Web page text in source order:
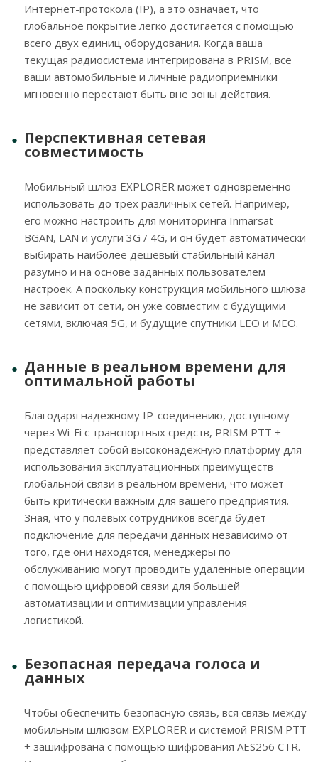
Интернет-протокола (IP), а это означает, что
глобальное покрытие легко достигается с помощью
всего двух единиц оборудования. Когда ваша
текущая радиосистема интегрирована в PRISM, все
ваши автомобильные и личные радиоприемники
мгновенно перестают быть вне зоны действия.
Перспективная сетевая
совместимость
Мобильный шлюз EXPLORER может одновременно
использовать до трех различных сетей. Например,
его можно настроить для мониторинга Inmarsat
BGAN, LAN и услуги 3G / 4G, и он будет автоматически
выбирать наиболее дешевый стабильный канал
разумно и на основе заданных пользователем
настроек. А поскольку конструкция мобильного шлюза
не зависит от сети, он уже совместим с будущими
сетями, включая 5G, и будущие спутники LEO и MEO.
Данные в реальном времени для
оптимальной работы
Благодаря надежному IP-соединению, доступному
через Wi-Fi с транспортных средств, PRISM PTT +
представляет собой высоконадежную платформу для
использования эксплуатационных преимуществ
глобальной связи в реальном времени, что может
быть критически важным для вашего предприятия.
Зная, что у полевых сотрудников всегда будет
подключение для передачи данных независимо от
того, где они находятся, менеджеры по
обслуживанию могут проводить удаленные операции
с помощью цифровой связи для большей
автоматизации и оптимизации управления
логистикой.
Безопасная передача голоса и
данных
Чтобы обеспечить безопасную связь, вся связь между
мобильным шлюзом EXPLORER и системой PRISM PTT
+ зашифрована с помощью шифрования AES256 CTR.